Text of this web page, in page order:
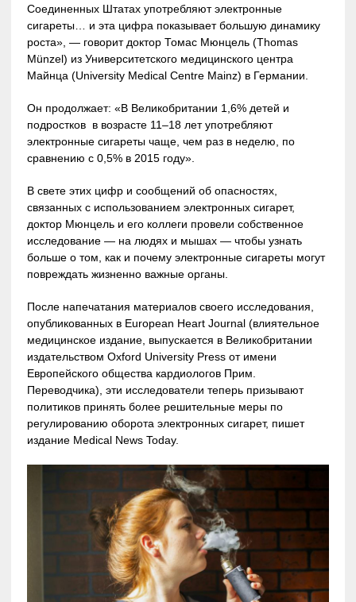
Соединенных Штатах употребляют электронные
сигареты… и эта цифра показывает большую динамику
роста», — говорит доктор Томас Мюнцель (Thomas
Münzel) из Университетского медицинского центра
Майнца (University Medical Centre Mainz) в Германии.
Он продолжает: «В Великобритании 1,6% детей и
подростков в возрасте 11–18 лет употребляют
электронные сигареты чаще, чем раз в неделю, по
сравнению с 0,5% в 2015 году».
В свете этих цифр и сообщений об опасностях,
связанных с использованием электронных сигарет,
доктор Мюнцель и его коллеги провели собственное
исследование — на людях и мышах — чтобы узнать
больше о том, как и почему электронные сигареты могут
повреждать жизненно важные органы.
После напечатания материалов своего исследования,
опубликованных в European Heart Journal (влиятельное
медицинское издание, выпускается в Великобритании
издательством Oxford University Press от имени
Европейского общества кардиологов Прим.
Переводчика), эти исследователи теперь призывают
политиков принять более решительные меры по
регулированию оборота электронных сигарет, пишет
издание Medical News Today.